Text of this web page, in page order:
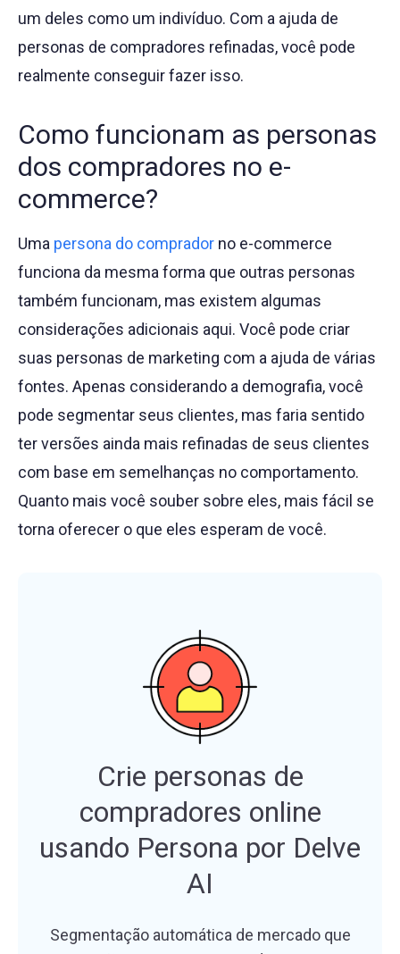
um deles como um indivíduo. Com a ajuda de
personas de compradores refinadas, você pode
realmente conseguir fazer isso.
Como funcionam as personas
dos compradores no e-
commerce?
Uma persona do comprador no e-commerce
funciona da mesma forma que outras personas
também funcionam, mas existem algumas
considerações adicionais aqui. Você pode criar
suas personas de marketing com a ajuda de várias
fontes. Apenas considerando a demografia, você
pode segmentar seus clientes, mas faria sentido
ter versões ainda mais refinadas de seus clientes
com base em semelhanças no comportamento.
Quanto mais você souber sobre eles, mais fácil se
torna oferecer o que eles esperam de você.
Crie personas de
compradores online
usando Persona por Delve
AI
Segmentação automática de mercado que